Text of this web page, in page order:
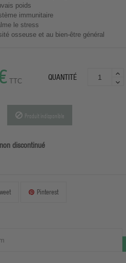
poids
immunitaire
le stress
osseuse et au bien-être général
TTC QUANTITÉ
Produit indisponible
discontinué
Pinterest